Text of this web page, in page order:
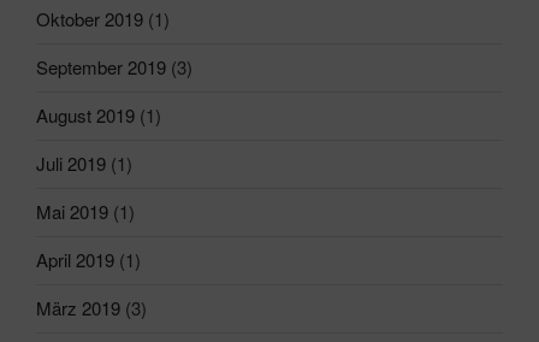
Oktober 2019 (1)
September 2019 (3)
August 2019 (1)
Juli 2019 (1)
Mai 2019 (1)
April 2019 (1)
März 2019 (3)